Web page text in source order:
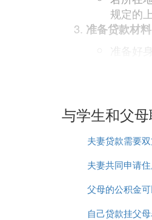
规定的
准备贷款材料
准备
考虑过户问题
若贷款
利用组合贷款
若公积
购房资
与学生和父
夫妻贷款需要
吗
夫妻共同申请
金贷款
父母的公积金
女贷款吗
自己贷款挂父